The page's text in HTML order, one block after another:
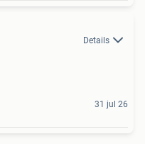
Details
31 jul 26